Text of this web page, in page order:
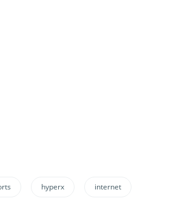
hyperx internet